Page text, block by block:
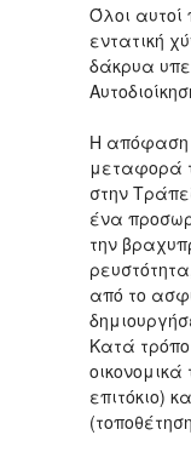
Όλοι αυτοί
εντατική
δάκρυα
H απόφαση
μεταφορά
στην
ένα
την
από το
Κατά
επιτόκιο)